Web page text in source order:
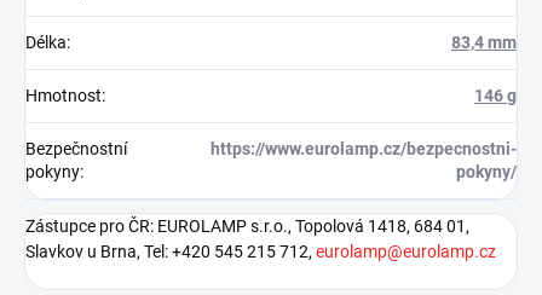
Délka: 83,4 mm
Hmotnost: 146 g
Bezpečnostní
pokyny:
https://www.eurolamp.cz/bezpecnostni-
pokyny/
Zástupce pro ČR: EUROLAMP s.r.o., Topolová 1418, 684 01,
Slavkov u Brna, Tel: +420 545 215 712, eurolamp@eurolamp.cz